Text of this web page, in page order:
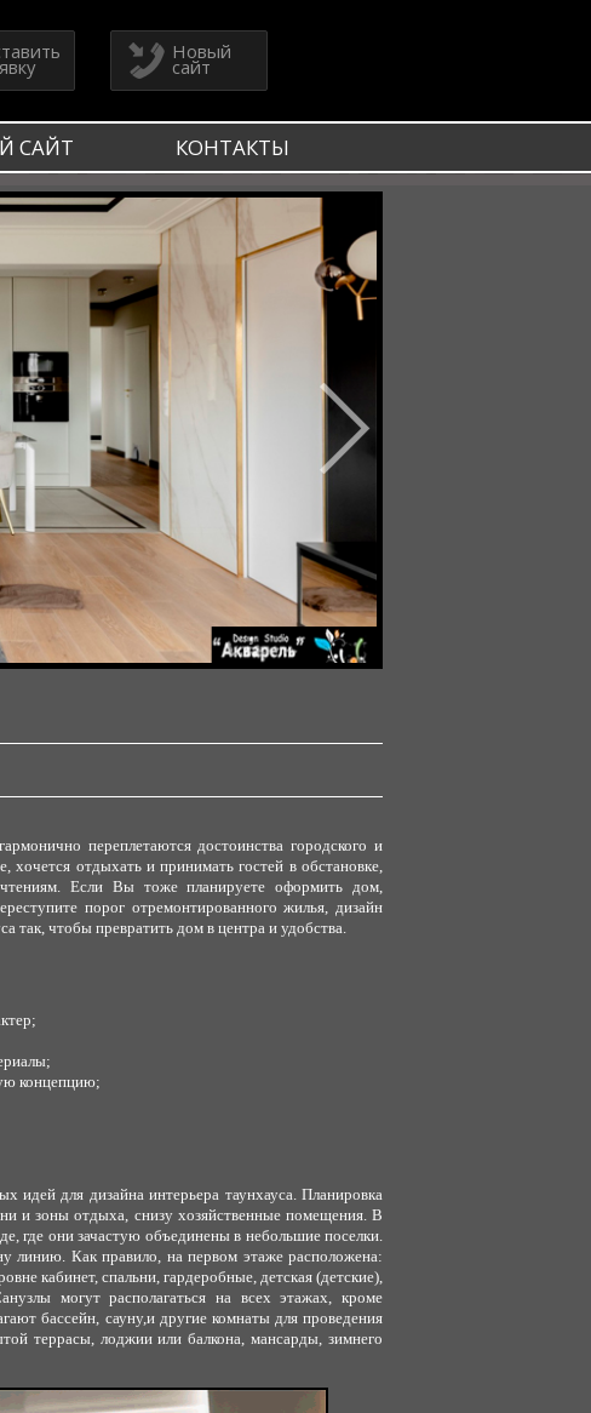
Новый
сайт
САЙТ КОНТАКТЫ
переплетаются достоинства городского и
отдыхать и принимать гостей в обстановке,
Если Вы тоже планируете оформить дом,
порог отремонтированного жилья, дизайн
так, чтобы превратить дом в центра и удобства.
концепцию;
идей для дизайна интерьера таунхауса. Планировка
и зоны отдыха, снизу хозяйственные помещения. В
где они зачастую объединены в небольшие поселки.
линию. Как правило, на первом этаже расположена:
кабинет, спальни, гардеробные, детская (детские),
могут располагаться на всех этажах, кроме
бассейн, сауну,и другие комнаты для проведения
террасы, лоджии или балкона, мансарды, зимнего